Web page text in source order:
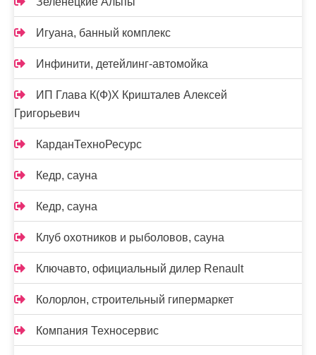
Игуана, банный комплекс
Инфинити, детейлинг-автомойка
ИП Глава К(Ф)Х Кришталев Алексей
Григорьевич
КарданТехноРесурс
Кедр, сауна
Кедр, сауна
Клуб охотников и рыболовов, сауна
Ключавто, официальный дилер Renault
Колорлон, строительный гипермаркет
Компания Техносервис